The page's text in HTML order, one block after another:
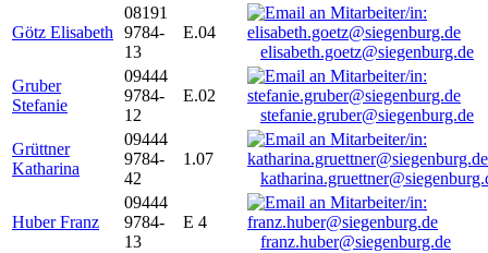
Götz Elisabeth
08191
9784-
13
E.04
elisabeth.goetz@siegenburg.de
Gruber
Stefanie
09444
9784-
12
E.02
stefanie.gruber@siegenburg.de
Grüttner
Katharina
09444
9784-
42
1.07
Huber Franz
09444
9784-
13
E 4
franz.huber@siegenburg.de